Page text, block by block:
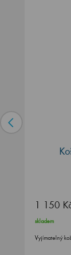
1 150
skladem
Vyjímatelný